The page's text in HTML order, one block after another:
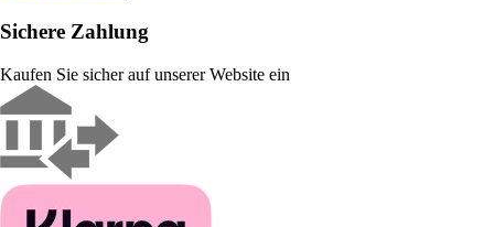
Sichere Zahlung
Kaufen Sie sicher auf unserer Website ein